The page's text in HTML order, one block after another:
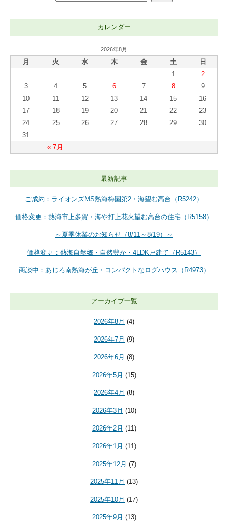
カレンダー
2026年8月
月 火 水 木 金 土 日
« 7月
1
2
3
4 5 6 7 8
9
10
11 12 13 14 15
16
17
18 19 20 21 22
23
24
25 26 27 28 29
30
31
最新記事
ご成約：ライオンズMS熱海梅園第2・海望む高台（R5242）
価格変更：熱海市上多賀・海や打上花火望む高台の住宅（R5158）
～夏季休業のお知らせ（8/11～8/19）～
価格変更：熱海自然郷・自然豊か・4LDK戸建て（R5143）
商談中：あじろ南熱海が丘・コンパクトなログハウス（R4973）
アーカイブ一覧
2026年8月 (4)
2026年7月 (9)
2026年6月 (8)
2026年5月 (15)
2026年4月 (8)
2026年3月 (10)
2026年2月 (11)
2026年1月 (11)
2025年12月 (7)
2025年11月 (13)
2025年10月 (17)
2025年9月 (13)